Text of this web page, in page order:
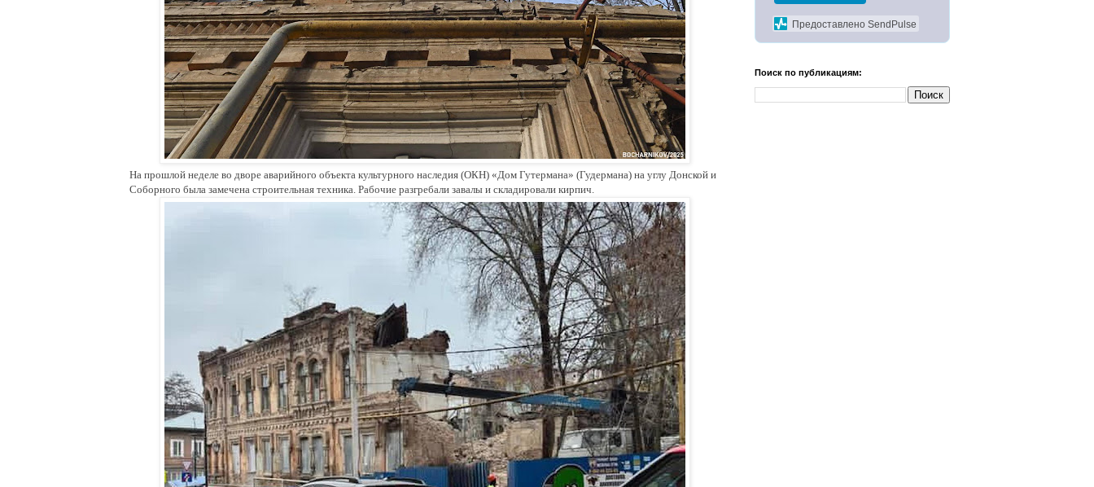
На прошлой неделе во дворе аварийного объекта культурного наследия (ОКН) «Дом Гутермана» (Гудермана) на углу Донской и
Соборного была замечена строительная техника. Рабочие разгребали завалы и складировали кирпич.
Предоставлено SendPulse
Поиск по публикациям: